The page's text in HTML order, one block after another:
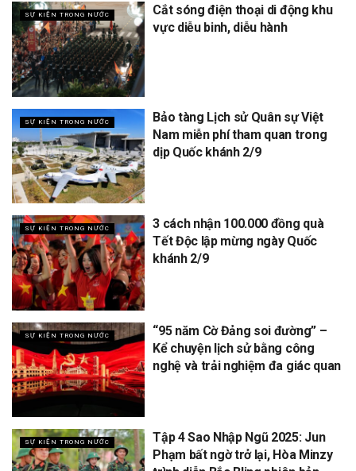
SỰ KIỆN TRONG NƯỚC
Cắt sóng điện thoại di động khu
vực diễu binh, diễu hành
SỰ KIỆN TRONG NƯỚC
Bảo tàng Lịch sử Quân sự Việt
Nam miễn phí tham quan trong
dịp Quốc khánh 2/9
SỰ KIỆN TRONG NƯỚC
3 cách nhận 100.000 đồng quà
Tết Độc lập mừng ngày Quốc
khánh 2/9
SỰ KIỆN TRONG NƯỚC
“95 năm Cờ Đảng soi đường” –
Kể chuyện lịch sử bằng công
nghệ và trải nghiệm đa giác quan
SỰ KIỆN TRONG NƯỚC
Tập 4 Sao Nhập Ngũ 2025: Jun
Phạm bất ngờ trở lại, Hòa Minzy